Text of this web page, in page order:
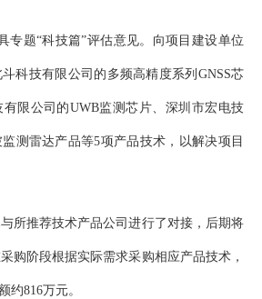
专题“科技篇”评估意见。向项目建设单位
科技有限公司的多频高精度系列GNSS芯
限公司的UWB监测芯片、深圳市宏电技
测雷达产品等5项产品技术，以解决项目
所推荐技术产品公司进行了对接，后期将
购阶段根据实际需求采购相应产品技术，
约816万元。